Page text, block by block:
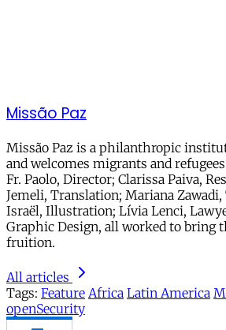
Missão Paz
Missão Paz is a philanthropic
and welcomes migrants and
Fr. Paolo, Director; Clarissa Paiva,
Jemeli, Translation; Mariana
Israël, Illustration; Lívia Lenci,
Graphic Design, all worked to bring
fruition.
All articles
Tags: Feature Africa Latin America
openSecurity